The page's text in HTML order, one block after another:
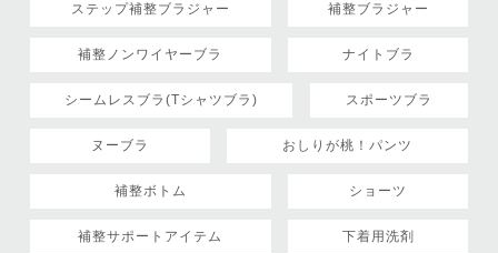
ステップ補整ブラジャー 補整ブラジャー
補整ノンワイヤーブラ ナイトブラ
シームレスブラ(Tシャツブラ) スポーツブラ
ヌーブラ おしりが桃！パンツ
補整ボトム ショーツ
補整サポートアイテム 下着用洗剤